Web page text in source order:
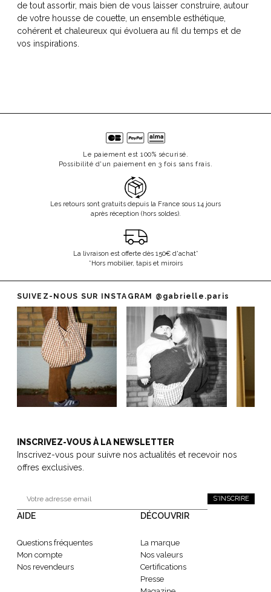
de tout assortir, mais bien de vous laisser construire, autour
de votre housse de couette, un ensemble esthétique,
cohérent et chaleureux qui évoluera au fil du temps et de
vos inspirations.
Le paiement est 100% sécurisé.
Possibilité d'un paiement en 3 fois sans frais.
Les retours sont gratuits depuis la France sous 14 jours
après réception (hors soldes).
La livraison est offerte dès 150€ d'achat*
*Hors mobilier, tapis et miroirs
SUIVEZ-NOUS SUR INSTAGRAM @gabrielle.paris
INSCRIVEZ-VOUS À LA NEWSLETTER
Inscrivez-vous pour suivre nos actualités et recevoir nos
offres exclusives.
S'INSCRIRE
AIDE
Questions fréquentes
Mon compte
Nos revendeurs
DÉCOUVRIR
La marque
Nos valeurs
Certifications
Presse